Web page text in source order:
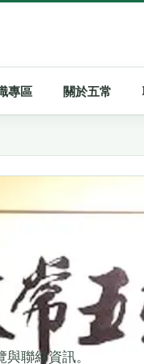
專區 關於五常
聯絡資訊。